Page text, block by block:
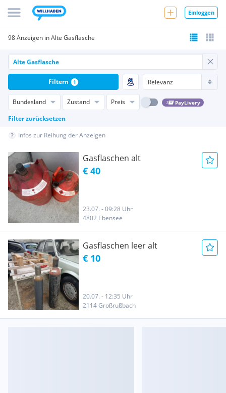
Einloggen
98 Anzeigen in Alte Gasflasche
Bundesland Zustand Preis PayLivery
Filter zurücksetzen
Filtern 1
Infos zur Reihung der Anzeigen
Gasflaschen alt
€ 40
23.07. - 09:28 Uhr
4802 Ebensee
Gasflaschen leer alt
€ 10
20.07. - 12:35 Uhr
2114 Großrußbach